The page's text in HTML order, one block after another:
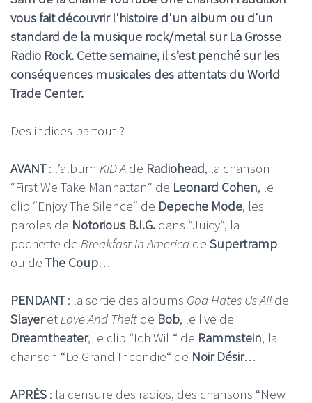
vous fait découvrir l'histoire d'un album ou d’un
standard de la musique rock/metal sur La Grosse
Radio Rock. Cette semaine, il s’est penché sur les
conséquences musicales des attentats du World
Trade Center.
Des indices partout ?
AVANT: l’album KID A de Radiohead, la chanson
“First We Take Manhattan“ de Leonard Cohen, le
clip “Enjoy The Silence“ de Depeche Mode, les
paroles de Notorious B.I.G. dans “Juicy“, la
pochette de Breakfast In America de Supertramp
ou de The Coup…
PENDANT: la sortie des albums God Hates Us Allde
SlayeretLove And Theft de Bob, le live de
Dreamtheater, le clip “Ich Will“ de Rammstein, la
chanson “Le Grand Incendie“ de Noir Désir…
APRÈS : la censure des radios, des chansons “New